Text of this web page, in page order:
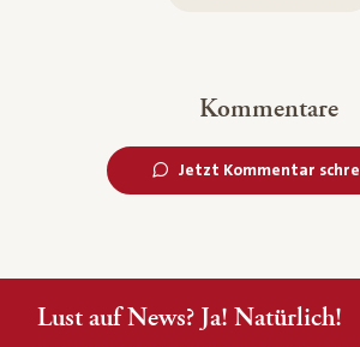
Kommentare
Jetzt Kommentar
Lust auf News? Ja! Natürlich!